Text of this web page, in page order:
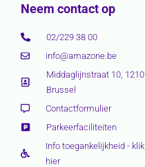
Neem contact op
02/229 38 00
info@amazone.be
Middaglijnstraat 10, 1210
Brussel
Contactformulier
Parkeerfaciliteiten
Info toegankelijkheid - klik
hier